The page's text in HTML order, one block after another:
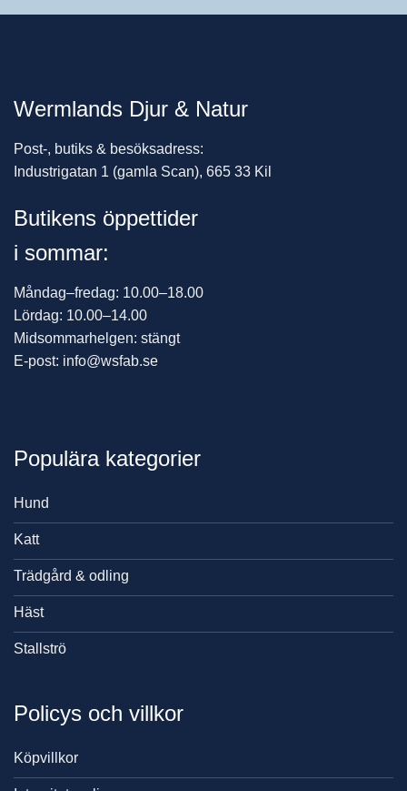
Wermlands Djur & Natur
Post-, butiks & besöksadress:
Industrigatan 1 (gamla Scan), 665 33 Kil
Butikens öppettider
i sommar:
Måndag–fredag: 10.00–18.00
Lördag: 10.00–14.00
Midsommarhelgen: stängt
E-post: info@wsfab.se
Populära kategorier
Hund
Katt
Trädgård & odling
Häst
Stallströ
Policys och villkor
Köpvillkor